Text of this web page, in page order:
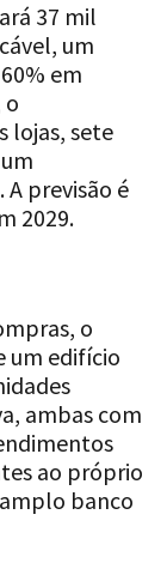
37 mil
um
em
o
lojas, sete
previsão é
2029.
o
um edifício
ambas com
ao próprio
banco